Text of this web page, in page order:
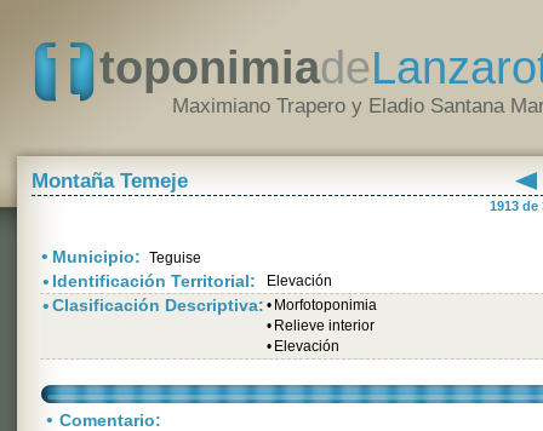
toponimiade
Maximiano Trapero y Eladio Santana
Montaña Temeje
1913 de
• Municipio: Teguise
• Identificación Territorial: Elevación
•Clasificación Descriptiva: • Morfotoponimia
• Relieve interior
• Elevación
• Comentario: